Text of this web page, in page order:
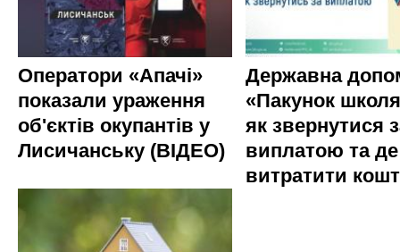
Оператори «Апачі»
показали ураження
об'єктів окупантів у
Лисичанську (ВІДЕО)
Державна
«Пакунок
як звернутися
виплатою та де
витратити